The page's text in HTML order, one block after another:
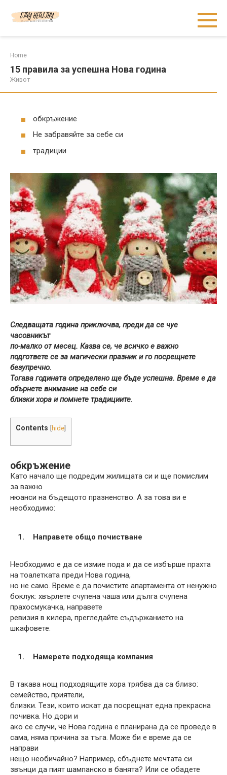
Home
15 правила за успешна Нова година
Живот
обкръжение
Не забравяйте за себе си
традиции
Следващата година приключва, преди да се чуе
часовникът
по-малко от месец. Казва се, че всичко е важно
подгответе се за магически празник и го посрещнете
безупречно.
Тогава годината определено ще бъде успешна. Време е да
обърнете внимание на себе си
близки хора и помнете традициите.
Contents hide
обкръжение
Като начало ще подредим жилищата си и ще помислим
за важно
нюанси на бъдещото празненство. А за това ви е
необходимо:
Направете общо почистване
Необходимо е да се измие пода и да се избърше прахта
на тоалетката преди Нова година,
но не само. Време е да почистите апартамента от ненужно
боклук: хвърлете счупена чаша или дълга счупена
прахосмукачка, направете
ревизия в килера, прегледайте съдържанието на
шкафовете.
Намерете подходяща компания
В такава нощ подходящите хора трябва да са близо:
семейство, приятели,
близки. Тези, които искат да посрещнат една прекрасна
почивка. Но дори и
ако се случи, че Нова година е планирана да се проведе в
сама, няма причина за тъга. Може би е време да се
направи
нещо необичайно? Например, сбъднете мечтата си
звънци да пият шампанско в банята? Или се обадете